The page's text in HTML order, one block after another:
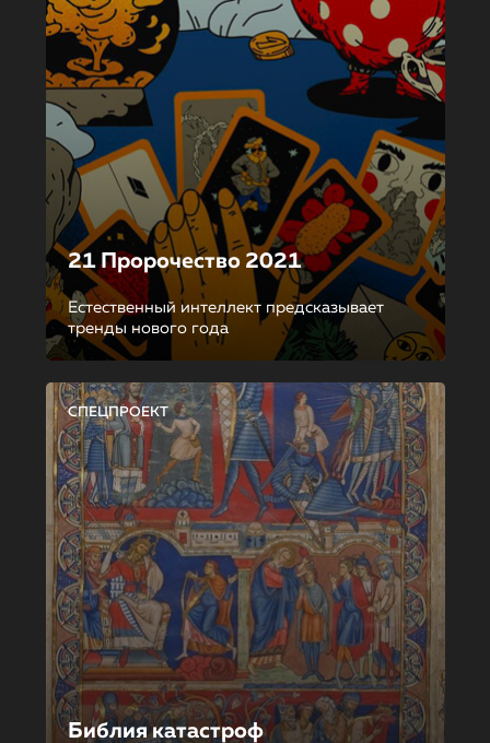
21 Пророчество 2021
Естественный интеллект предсказывает
тренды нового года
СПЕЦПРОЕКТ
Библия катастроф